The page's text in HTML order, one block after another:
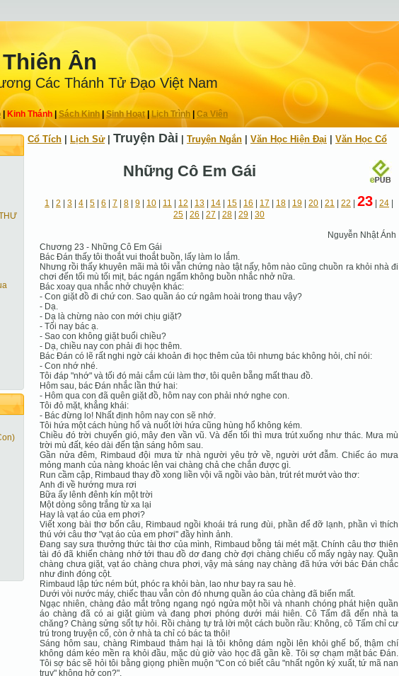
Ân
Các Thánh Tử Ðạo Việt Nam
| Kinh Thánh Sách Kinh|Sinh Hoạt| Lịch Trình Ca Viên
Cổ Tích Lịch Sử| Truyện Dài Truyện Ngắn Văn Học Hiện Ðại Văn Học Cổ
Những Cô Em Gái
1 2 3 4 5 6 7 8 9 10 11 12 13 14 15 16 17 18 19 20 21 22 23 24
25
26 27 28 29 30
Nguyễn Nhật Ánh
Chương 23 - Những Cô Em Gái
Bác Đán thấy tôi thoắt vui thoắt buồn, lấy làm lo lắm.
Nhưng rồi thấy khuyên mãi mà tôi vẫn chứng nào tật nấy, hôm nào cũng chuồn ra khỏi nhà đi
chơi đến tối mù tối mịt, bác ngán ngẩm không buồn nhắc nhở nữa.
Bác xoay qua nhắc nhở chuyện khác:
- Con giặt đồ đi chứ con. Sao quần áo cứ ngâm hoài trong thau vậy?
- Dạ.
- Dạ là chừng nào con mới chịu giặt?
- Tối nay bác ạ.
- Sao con không giặt buổi chiều?
- Dạ, chiều nay con phải đi học thêm.
Bác Đán có lẽ rất nghi ngờ cái khoản đi học thêm của tôi nhưng bác không hỏi, chỉ nói:
- Con nhớ nhé.
Tôi đáp "nhớ" và tối đó mải cắm cúi làm thơ, tôi quên bẵng mất thau đồ.
Hôm sau, bác Đán nhắc lần thứ hai:
- Hôm qua con đã quên giặt đồ, hôm nay con phải nhớ nghe con.
Tôi đỏ mặt, khẳng khái:
- Bác đừng lo! Nhất định hôm nay con sẽ nhớ.
Tôi hứa một cách hùng hổ và nuốt lời hứa cũng hùng hổ không kém.
Chiều đó trời chuyển gió, mây đen vần vũ. Và đến tối thì mưa trút xuống như thác. Mưa mù
trời mù đất, kéo dài đến tận sáng hôm sau.
Gần nửa đêm, Rimbaud đội mưa từ nhà người yêu trở về, người ướt đẫm. Chiếc áo mưa
mỏng manh của nàng khoác lên vai chàng chả che chắn được gì.
Run cầm cập, Rimbaud thay đồ xong liền vội vã ngồi vào bàn, trút rét mướt vào thơ:
Anh đi về hướng mưa rơi
Bữa ấy lênh đênh kín một trời
Một dòng sông trắng từ xa lại
Hay là vạt áo của em phơi?
Viết xong bài thơ bốn câu, Rimbaud ngồi khoái trá rung đùi, phần để đỡ lạnh, phần vì thích
thú với câu thơ "vạt áo của em phơi" đầy hình ảnh.
Đang say sưa thưởng thức tài thơ của mình, Rimbaud bỗng tái mét mặt. Chính câu thơ thiên
tài đó đã khiến chàng nhớ tới thau đồ dơ đang chờ đợi chàng chiếu cố mấy ngày nay. Quần
chàng chưa giặt, vạt áo chàng chưa phơi, vậy mà sáng nay chàng đã hứa với bác Đán chắc
như đinh đóng cột.
Rimbaud lập tức ném bút, phóc ra khỏi bàn, lao như bay ra sau hè.
Dưới vòi nước máy, chiếc thau vẫn còn đó nhưng quần áo của chàng đã biến mất.
Ngạc nhiên, chàng đảo mắt trông ngang ngó ngửa một hồi và nhanh chóng phát hiện quần
áo chàng đã có ai giặt giùm và đang phơi phóng dưới mái hiên. Cô Tấm đã đến nhà ta
chăng? Chàng sửng sốt tự hỏi. Rồi chàng tự trả lời một cách buồn rầu: Không, cô Tấm chỉ cư
trú trong truyện cổ, còn ở nhà ta chỉ có bác ta thôi!
Sáng hôm sau, chàng Rimbaud thảm hại là tôi không dám ngồi lên khỏi ghế bố, thậm chí
không dám kéo mền ra khỏi đầu, mặc dù giờ vào học đã gần kề. Tôi sợ chạm mặt bác Đán.
Tôi sợ bác sẽ hỏi tôi bằng giọng phiền muộn "Con có biết câu "nhất ngôn ký xuất, tứ mã nan
truy" không hở con?".